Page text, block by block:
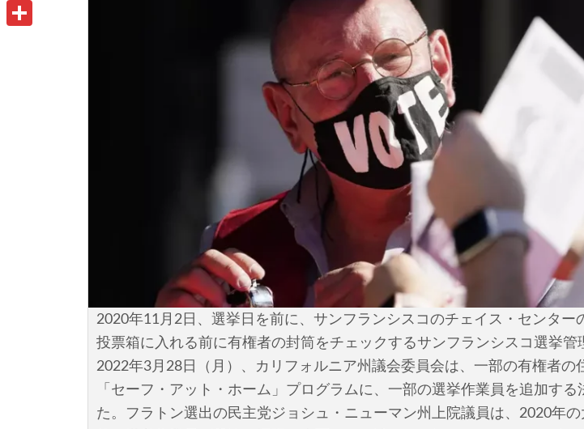
2020年11月2日、選挙日を前に、サンフランシスコのチェイス・センター
投票箱に入れる前に有権者の封筒をチェックするサンフランシスコ選挙管
2022年3月28日（月）、カリフォルニア州議会委員会は、一部の有権者の
「セーフ・アット・ホーム」プログラムに、一部の選挙作業員を追加する
た。フラトン選出の民主党ジョシュ・ニューマン州上院議員は、2020年の
o
t
P